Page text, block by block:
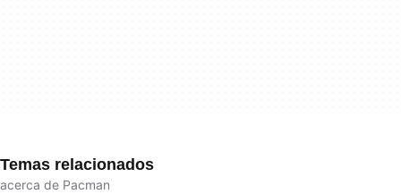
Temas relacionados
acerca de Pacman